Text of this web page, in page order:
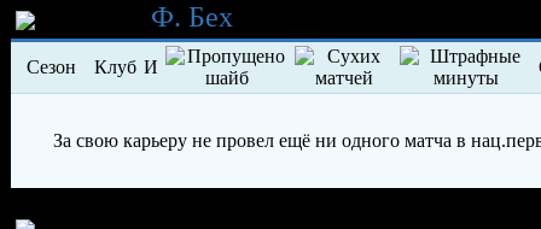
Ф. Бех
Сезон Клуб И
За свою карьеру не провел ещё ни одного матча в